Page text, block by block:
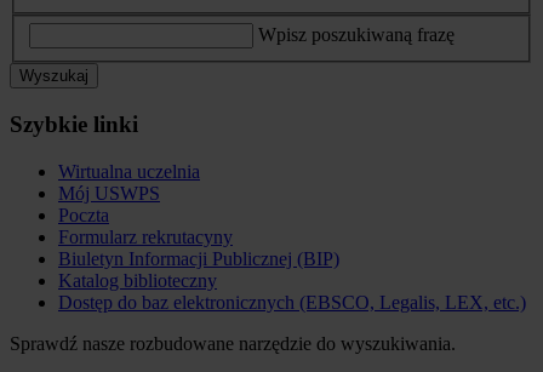
Wpisz poszukiwaną frazę
Wyszukaj
Szybkie linki
Wirtualna uczelnia
Mój USWPS
Poczta
Formularz rekrutacyny
Biuletyn Informacji Publicznej (BIP)
Katalog biblioteczny
Dostęp do baz elektronicznych (EBSCO, Legalis, LEX, etc.)
Sprawdź nasze rozbudowane narzędzie do wyszukiwania.